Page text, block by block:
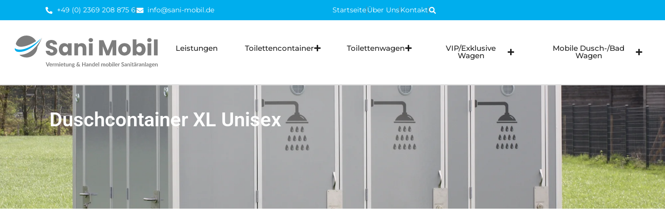
+49 (0) 2369 208 875 6 info@sani-mobil.de StartseiteÜber UnsKontakt
Leistungen Toilettencontainer Toilettenwagen VIP/Exklusive
Wagen
Mobile Dusch-/Bad
Wagen
Rollstuhlfahrer WC Vakuum
Duschcontainer XL Unisex